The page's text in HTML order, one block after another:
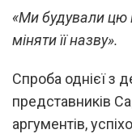
«Ми будували цю
міняти її назву».
Спроба однієї з
представників
аргументів,